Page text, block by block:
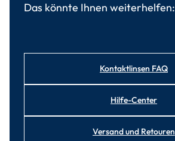
Das könnte Ihnen weiterhelfen:
Kontaktlinsen FAQ
Hilfe-Center
Versand und Retouren